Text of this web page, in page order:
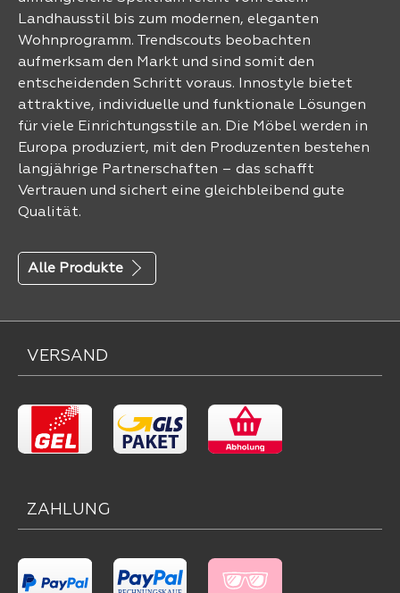
Landhausstil bis zum modernen, eleganten
Wohnprogramm. Trendscouts beobachten
aufmerksam den Markt und sind somit den
entscheidenden Schritt voraus. Innostyle bietet
attraktive, individuelle und funktionale Lösungen
für viele Einrichtungsstile an. Die Möbel werden in
Europa produziert, mit den Produzenten bestehen
langjährige Partnerschaften – das schafft
Vertrauen und sichert eine gleichbleibend gute
Qualität.
Alle Produkte
VERSAND
ZAHLUNG